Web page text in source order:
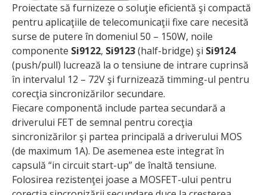
Proiectate să furnizeze o soluţie eficientă şi compactă
pentru aplicaţiile de telecomunicaţii fixe care necesită
surse de putere în domeniul 50 – 150W, noile
componente Si9122, Si9123(half-bridge) şi Si9124
(push/pull) lucrează la o tensiune de intrare cuprinsă
în intervalul 12 – 72V şi furnizează timming-ul pentru
corecţia sincronizărilor secundare.
Fiecare componentă include partea secundară a
driverului FET de semnal pentru corecţia
sincronizărilor şi partea principală a driverului MOS
(de maximum 1A). De asemenea este integrat în
capsulă “in circuit start-up” de înaltă tensiune.
Folosirea rezistenţei joase a MOSFET-ului pentru